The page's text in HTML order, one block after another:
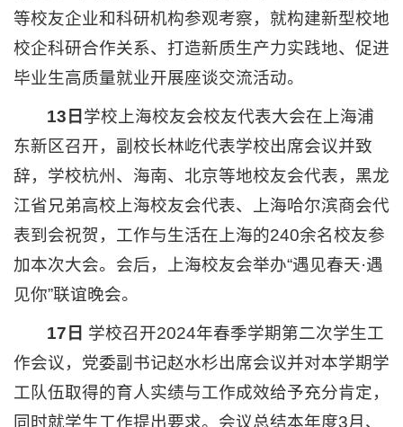
等校友企业和科研机构参观考察，就构建新型校地
校企科研合作关系、打造新质生产力实践地、促进
毕业生高质量就业开展座谈交流活动。
13 日 学校上海校友会校友代表大会在上海浦
东新区召开，副校长林屹代表学校出席会议并致
辞，学校杭州、海南、北京等地校友会代表，黑龙
江省兄弟高校上海校友会代表、上海哈尔滨商会代
表到会祝贺，工作与生活在上海的240余名校友参
加本次大会。会后，上海校友会举办“遇见春天·遇
见你”联谊晚会。
17日 学校召开2024年春季学期第二次学生工
作会议，党委副书记赵水杉出席会议并对本学期学
工队伍取得的育人实绩与工作成效给予充分肯定，
同时就学生工作提出要求。会议总结本年度3月、